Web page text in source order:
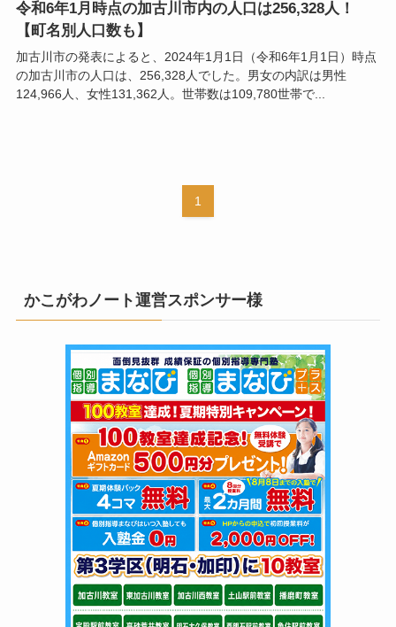
令和6年1月時点の加古川市内の人口は256,328人！
【町名別人口数も】
加古川市の発表によると、2024年1月1日（令和6年1月1日）時点
の加古川市の人口は、256,328人でした。男女の内訳は男性
124,966人、女性131,362人。世帯数は109,780世帯で...
1
かこがわノート運営スポンサー様